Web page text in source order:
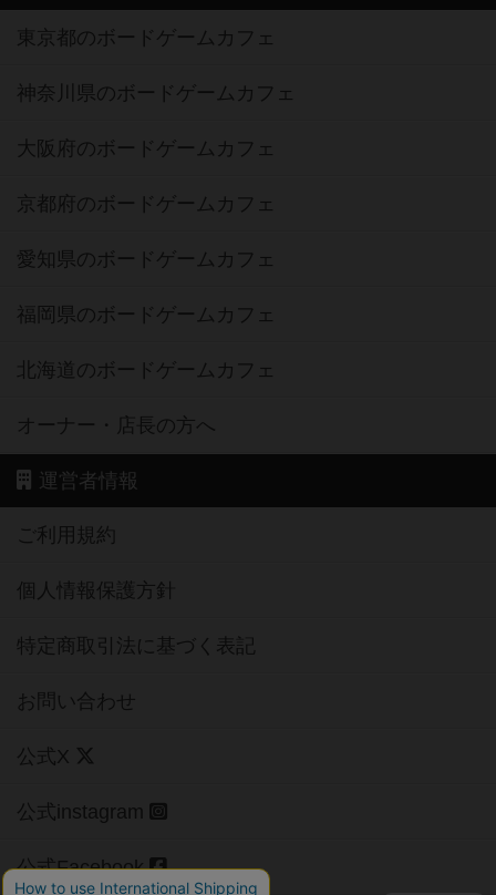
東京都のボードゲームカフェ
神奈川県のボードゲームカフェ
大阪府のボードゲームカフェ
京都府のボードゲームカフェ
愛知県のボードゲームカフェ
福岡県のボードゲームカフェ
北海道のボードゲームカフェ
オーナー・店長の方へ
運営者情報
ご利用規約
個人情報保護方針
特定商取引法に基づく表記
お問い合わせ
公式X
公式instagram
公式Facebook